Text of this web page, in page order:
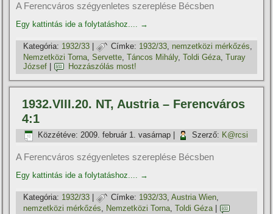
A Ferencváros szégyenletes szereplése Bécsben
Egy kattintás ide a folytatáshoz.... →
Kategória: 1932/33 | Címke: 1932/33, nemzetközi mérkőzés,
Nemzetközi Torna,Servette,Táncos Mihály,Toldi Géza,Turay
József
Hozzászólás most!
1932.VIII.20. NT, Austria – Ferencváros
4:1
Közzétéve: 2009. február 1. vasárnap Szerző: K@rcsi
A Ferencváros szégyenletes szereplése Bécsben
Egy kattintás ide a folytatáshoz.... →
Kategória: 1932/33 | Címke: 1932/33,Austria Wien,
nemzetközi mérkőzés, Nemzetközi Torna,Toldi Géza|